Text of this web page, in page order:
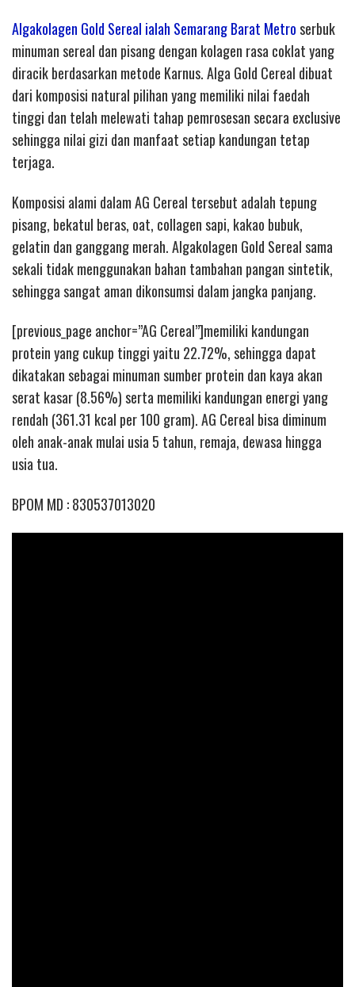
Algakolagen Gold Sereal ialah Semarang Barat Metroserbuk
minuman sereal dan pisang dengan kolagen rasa coklat yang
diracik berdasarkan metode Karnus. Alga Gold Cereal dibuat
dari komposisi natural pilihan yang memiliki nilai faedah
tinggi dan telah melewati tahap pemrosesan secara exclusive
sehingga nilai gizi dan manfaat setiap kandungan tetap
terjaga.
Komposisi alami dalam AG Cereal tersebut adalah tepung
pisang, bekatul beras, oat, collagen sapi, kakao bubuk,
gelatin dan ganggang merah. Algakolagen Gold Sereal sama
sekali tidak menggunakan bahan tambahan pangan sintetik,
sehingga sangat aman dikonsumsi dalam jangka panjang.
[previous_page anchor=”AG Cereal”]memiliki kandungan
protein yang cukup tinggi yaitu 22.72%, sehingga dapat
dikatakan sebagai minuman sumber protein dan kaya akan
serat kasar (8.56%) serta memiliki kandungan energi yang
rendah (361.31 kcal per 100 gram). AG Cereal bisa diminum
oleh anak-anak mulai usia 5 tahun, remaja, dewasa hingga
usia tua.
BPOM MD : 830537013020